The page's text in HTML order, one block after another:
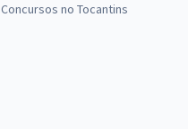
Concursos no Tocantins